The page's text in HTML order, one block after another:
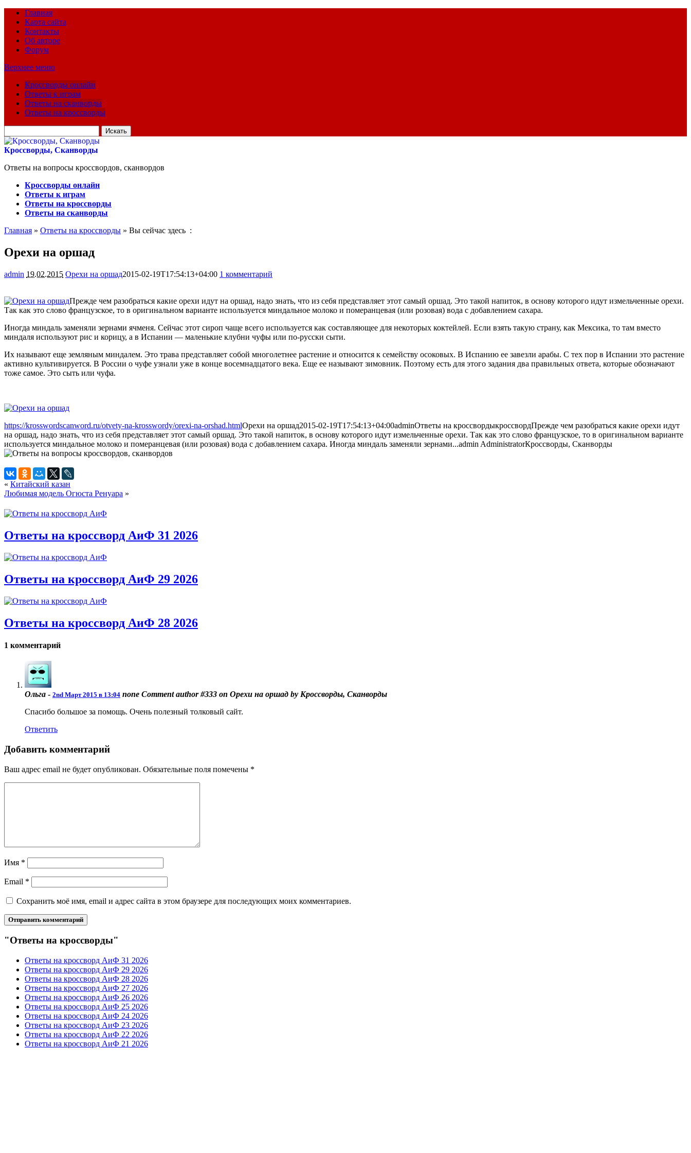
Главная
Карта сайта
Контакты
Об авторе
Форум
Верхнее меню
Кроссворды онлайн
Ответы к играм
Ответы на сканворды
Ответы на кроссворды
для:
Кроссворды, Сканворды
Ответы на вопросы кроссвордов, сканвордов
Кроссворды онлайн
Ответы к играм
Ответы на кроссворды
Ответы на сканворды
Главная » Ответы на кроссворды » Вы сейчас здесь :
Орехи на оршад
admin 19.02.2015 Орехи на оршад2015-02-19T17:54:13+04:00 1 комментарий
Прежде чем разобраться какие орехи идут на оршад, надо знать, что из себя представляет этот самый оршад. Это такой напиток, в основу которого идут измельченные орехи.
Так как это слово французское, то в оригинальном варианте используется миндальное молоко и померанцевая (или розовая) вода с добавлением сахара.
Иногда миндаль заменяли зернами ячменя. Сейчас этот сироп чаще всего используется как составляющее для некоторых коктейлей. Если взять такую страну, как Мексика, то там вместо
миндаля используют рис и корицу, а в Испании — маленькие клубни чуфы или по-русски сыти.
Их называют еще земляным миндалем. Это трава представляет собой многолетнее растение и относится к семейству осоковых. В Испанию ее завезли арабы. С тех пор в Испании это растение
активно культивируется. В России о чуфе узнали уже в конце восемнадцатого века. Еще ее называют зимовник. Поэтому есть для этого задания два правильных ответа, которые обозначают
тоже самое. Это сыть или чуфа.
https://krosswordscanword.ru/otvety-na-krosswordy/orexi-na-orshad.htmlОрехи на оршад2015-02-19T17:54:13+04:00adminОтветы на кроссвордыкроссвордПрежде чем разобраться какие орехи идут
на оршад, надо знать, что из себя представляет этот самый оршад. Это такой напиток, в основу которого идут измельченные орехи. Так как это слово французское, то в оригинальном варианте
используется миндальное молоко и померанцевая (или розовая) вода с добавлением сахара. Иногда миндаль заменяли зернами...admin AdministratorКроссворды, Сканворды
« Китайский казан
Любимая модель Огюста Ренуара »
Ответы на кроссворд АиФ 31 2026
Ответы на кроссворд АиФ 29 2026
Ответы на кроссворд АиФ 28 2026
1 комментарий
Ольга - 2nd Март 2015 в 13:04 none Comment author #333 on Орехи на оршад by Кроссворды, Сканворды
Спасибо большое за помощь. Очень полезный толковый сайт.
Ответить
Добавить комментарий
Ваш адрес email не будет опубликован. Обязательные поля помечены *
Имя *
Email *
Сохранить моё имя, email и адрес сайта в этом браузере для последующих моих комментариев.
"Ответы на кроссворды"
Ответы на кроссворд АиФ 31 2026
Ответы на кроссворд АиФ 29 2026
Ответы на кроссворд АиФ 28 2026
Ответы на кроссворд АиФ 27 2026
Ответы на кроссворд АиФ 26 2026
Ответы на кроссворд АиФ 25 2026
Ответы на кроссворд АиФ 24 2026
Ответы на кроссворд АиФ 23 2026
Ответы на кроссворд АиФ 22 2026
Ответы на кроссворд АиФ 21 2026